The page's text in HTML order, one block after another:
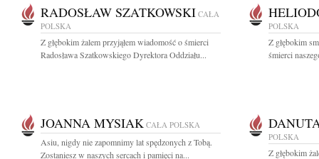
RADOSŁAW SZATKOWSKI CAŁA
POLSKA
Z głębokim żalem przyjąłem wiadomość o śmierci
Radosława Szatkowskiego Dyrektora Oddziału...
POLSKA
Z głębokim
śmierci
JOANNA MYSIAK CAŁA POLSKA
Asiu, nigdy nie zapomnimy lat spędzonych z Tobą.
Zostaniesz w naszych sercach i pamięci na...
POLSKA
Z głębokim